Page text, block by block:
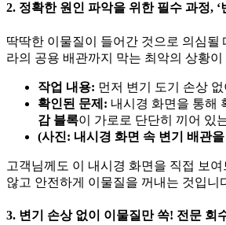
2. 정확한 원인 파악을 위한 필수 과정, ‘
딱딱한 이물질이 들어간 것으로 의심
라의 공용 배관까지 막는 최악의 상황
작업 내용: 먼저 변기 도기 손상
확인된 문제: 내시경 화면을 통해
감 블록이 가로로 단단히 끼어 있
(사진: 내시경 화면 속 변기 배관
고객님께도 이 내시경 화면을 직접 보
않고 안전하게 이물질을 꺼내는 것입니
3. 변기 손상 없이 이물질만 쏙! 전문 회